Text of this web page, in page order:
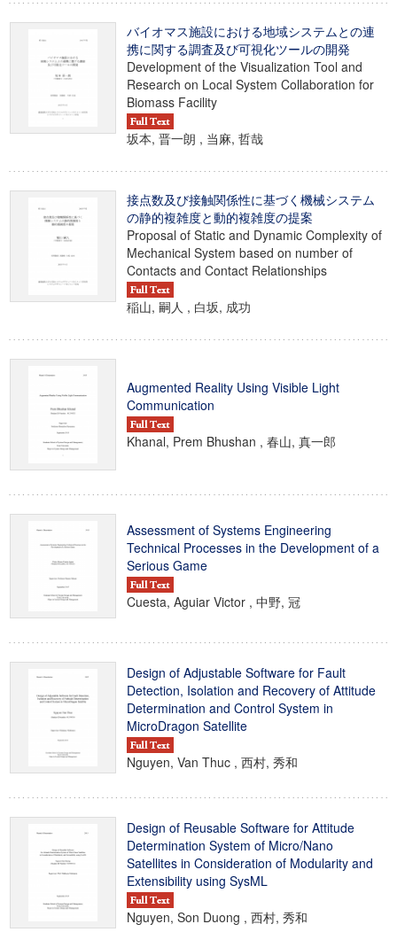
バイオマス施設における地域システムとの連
携に関する調査及び可視化ツールの開発
Development of the Visualization Tool and
Research on Local System Collaboration for
Biomass Facility
坂本, 晋一朗 , 当麻, 哲哉
接点数及び接触関係性に基づく機械システム
の静的複雑度と動的複雑度の提案
Proposal of Static and Dynamic Complexity of
Mechanical System based on number of
Contacts and Contact Relationships
稲山, 嗣人 , 白坂, 成功
Augmented Reality Using Visible Light
Communication
Khanal, Prem Bhushan , 春山, 真一郎
Assessment of Systems Engineering
Technical Processes in the Development of a
Serious Game
Cuesta, Aguiar Victor , 中野, 冠
Design of Adjustable Software for Fault
Detection, Isolation and Recovery of Attitude
Determination and Control System in
MicroDragon Satellite
Nguyen, Van Thuc , 西村, 秀和
Design of Reusable Software for Attitude
Determination System of Micro/Nano
Satellites in Consideration of Modularity and
Extensibility using SysML
Nguyen, Son Duong , 西村, 秀和